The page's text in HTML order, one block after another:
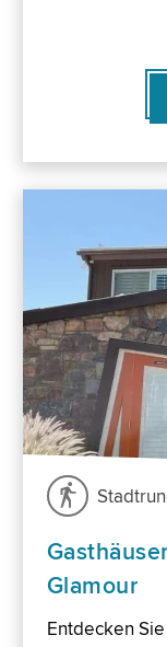
Glamour
Entdecken